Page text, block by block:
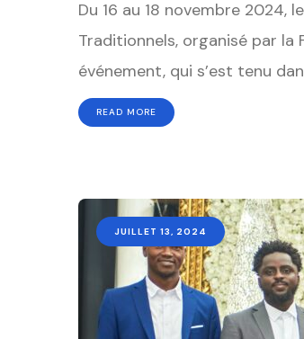
Du 16 au 18 novembre 2024,
Traditionnels, organisé par la
événement, qui s’est tenu
READ MORE
JUILLET 13, 2024